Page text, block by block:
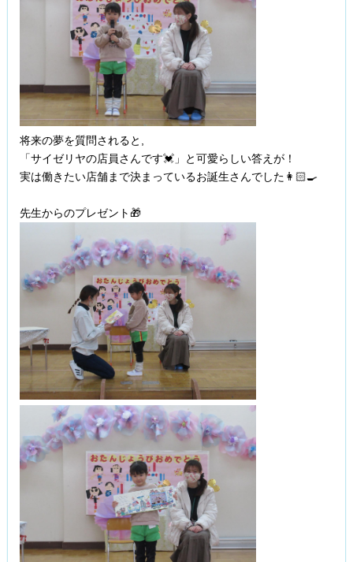
将来の夢を質問されると,
「サイゼリヤの店員さんです💓」と可愛らしい答えが！
実は働きたい店舗まで決まっているお誕生さんでした👩🏻‍🍳
先生からのプレゼント🎁